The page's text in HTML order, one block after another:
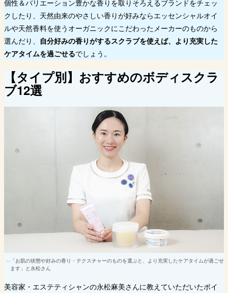
個性＆バリエーション豊かな香りを取りそろえるブランドをチェッ
クしたり、天然由来のやさしい香りが好みならエッセンシャルオイ
ルや天然香料を使うオーガニックにこだわったメーカーのものから
選んだり、 自分好みの香りがするスクラブを使えば、より充実した
ケアタイムを過ごせるでしょう。
【タイプ別】おすすめのボディスクラ
ブ12選
「お肌の状態や好みの香り・テクスチャーのものを選ぶと、より充実したケアタイムが過ごせ
ます」と永松さん
美容家・エステティシャンの永松麻美さんに教えていただいたポイ